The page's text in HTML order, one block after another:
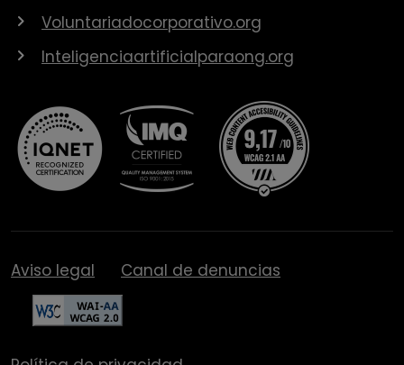
Voluntariadocorporativo.org
Inteligenciaartificialparaong.org
Aviso legal Canal de denuncias